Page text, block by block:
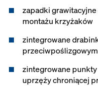
zapadki
montażu krzyżaków
zintegrowane
zintegrowane
uprzęży chroniącej